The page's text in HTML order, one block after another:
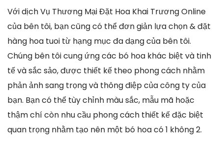
Với dịch Vụ Thương Mại Đặt Hoa Khai Trương Online
của bên tôi, bạn cũng có thể đơn giản lựa chọn & đặt
hàng hoa tuoi từ hạng mục đa dạng của bên tôi.
Chúng bên tôi cung ứng các bó hoa khác biệt và tinh
tế và sắc sảo, được thiết kế theo phong cách nhằm
phản ảnh sang trọng và thông điệp của công ty của
bạn. Bạn có thể tùy chỉnh màu sắc, mẫu mã hoặc
thậm chí còn nhu cầu phong cách thiết kế đặc biệt
quan trọng nhằm tạo nên một bó hoa có 1 không 2.